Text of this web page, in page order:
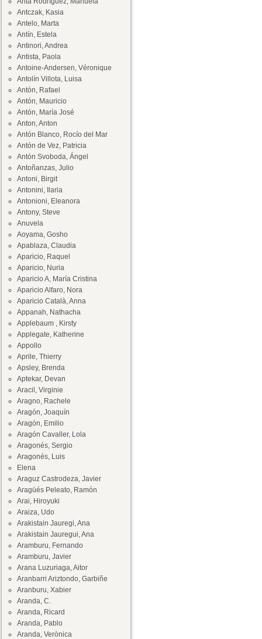
Antczak, Kasia
Antelo, Marta
Antín, Estela
Antinori, Andrea
Antista, Paola
Antoine-Andersen, Véronique
Antolín Villota, Luisa
Antón, Rafael
Antón, Mauricio
Antón, María José
Anton, Anton
Antón Blanco, Rocío del Mar
Antón de Vez, Patricia
Antón Svoboda, Ángel
Antoñanzas, Julio
Antoni, Birgit
Antonini, Ilaria
Antonioni, Eleanora
Antony, Steve
Anuvela
Aoyama, Gosho
Apablaza, Claudia
Aparicio, Raquel
Aparicio, Nuria
Aparicio A, María Cristina
Aparicio Alfaro, Nora
Aparicio Català, Anna
Appanah, Nathacha
Applebaum , Kirsty
Applegate, Katherine
Appollo
Aprile, Thierry
Apsley, Brenda
Aptekar, Devan
Aracil, Virginie
Aragno, Rachele
Aragón, Joaquín
Aragón, Emilio
Aragón Cavaller, Lola
Aragonés, Sergio
Aragonés, Luis
Elena
Araguz Castrodeza, Javier
Aragüés Peleato, Ramón
Arai, Hiroyuki
Araiza, Udo
Arakistain Jauregi, Ana
Arakistain Jauregui, Ana
Aramburu, Fernando
Aramburu, Javier
Arana Luzuriaga, Aitor
Aranbarri Ariztondo, Garbiñe
Aranburu, Xabier
Aranda, C.
Aranda, Ricard
Aranda, Pablo
Aranda, Verònica